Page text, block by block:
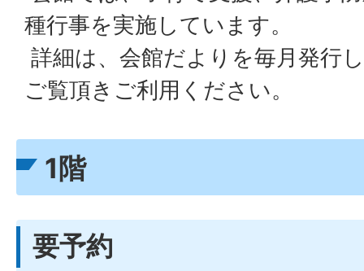
種行事を実施しています。
詳細は、会館だよりを毎月発行
ご覧頂きご利用ください。
1階
要予約